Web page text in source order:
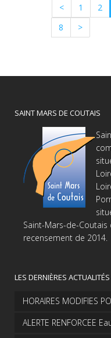
< 1 2
8
>
SAINT MARS DE COUTAIS
Saint-Mars-de-
recensement de 2014.
LES DERNIÈRES ACTUALITÉS
HORAIRES MODIFIES
ALERTE RENFORCEE